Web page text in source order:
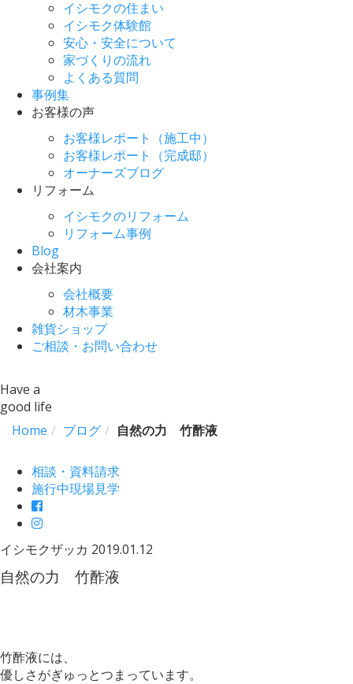
イシモクの住まい
イシモク体験館
安心・安全について
家づくりの流れ
よくある質問
事例集
お客様の声
お客様レポート（施工中）
お客様レポート（完成邸）
オーナーズブログ
リフォーム
イシモクのリフォーム
リフォーム事例
Blog
会社案内
会社概要
材木事業
雑貨ショップ
ご相談・お問い合わせ
Have a
good life
Home
ブログ 自然の力 竹酢液
相談・資料請求
施行中現場見学
イシモクザッカ 2019.01.12
自然の力 竹酢液
竹酢液には、
優しさがぎゅっとつまっています。